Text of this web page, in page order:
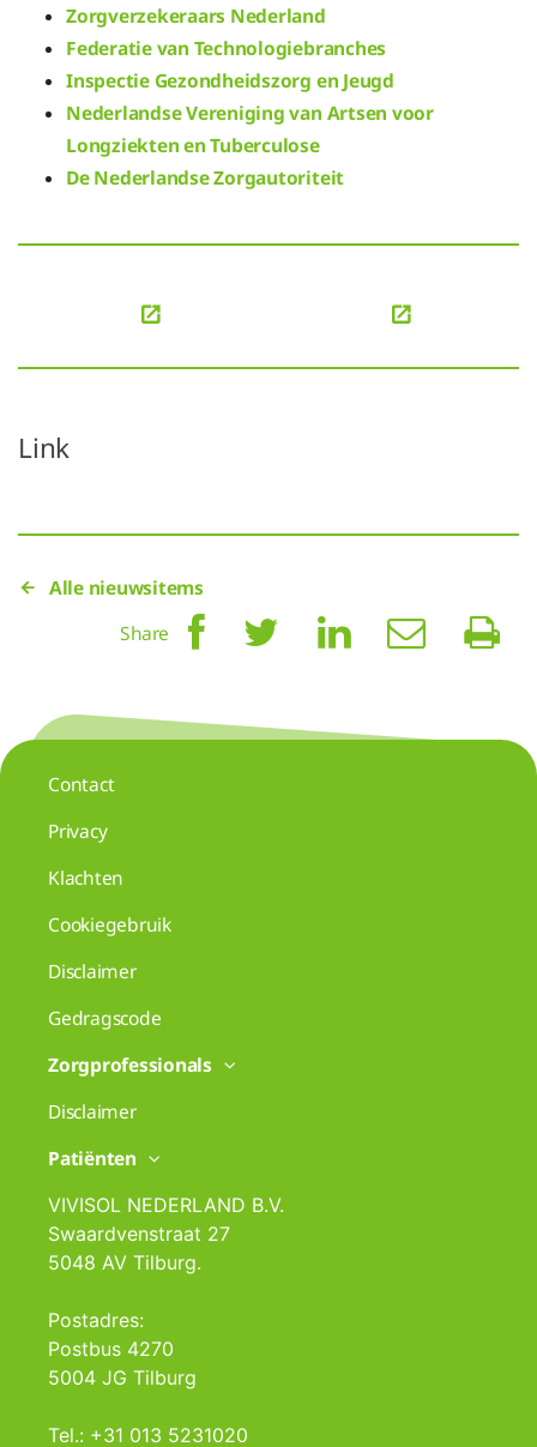
Zorgverzekeraars Nederland
Federatie van Technologiebranches
Inspectie Gezondheidszorg en Jeugd
Nederlandse Vereniging van Artsen voor
Longziekten en Tuberculose
De Nederlandse Zorgautoriteit
Link
Alle nieuwsitems
Share
Contact
Privacy
Klachten
Cookiegebruik
Disclaimer
Gedragscode
Zorgprofessionals
Disclaimer
Patiënten
VIVISOL NEDERLAND B.V.
Swaardvenstraat 27
5048 AV Tilburg.
Postadres:
Postbus 4270
5004 JG Tilburg
Tel.: +31 013 5231020